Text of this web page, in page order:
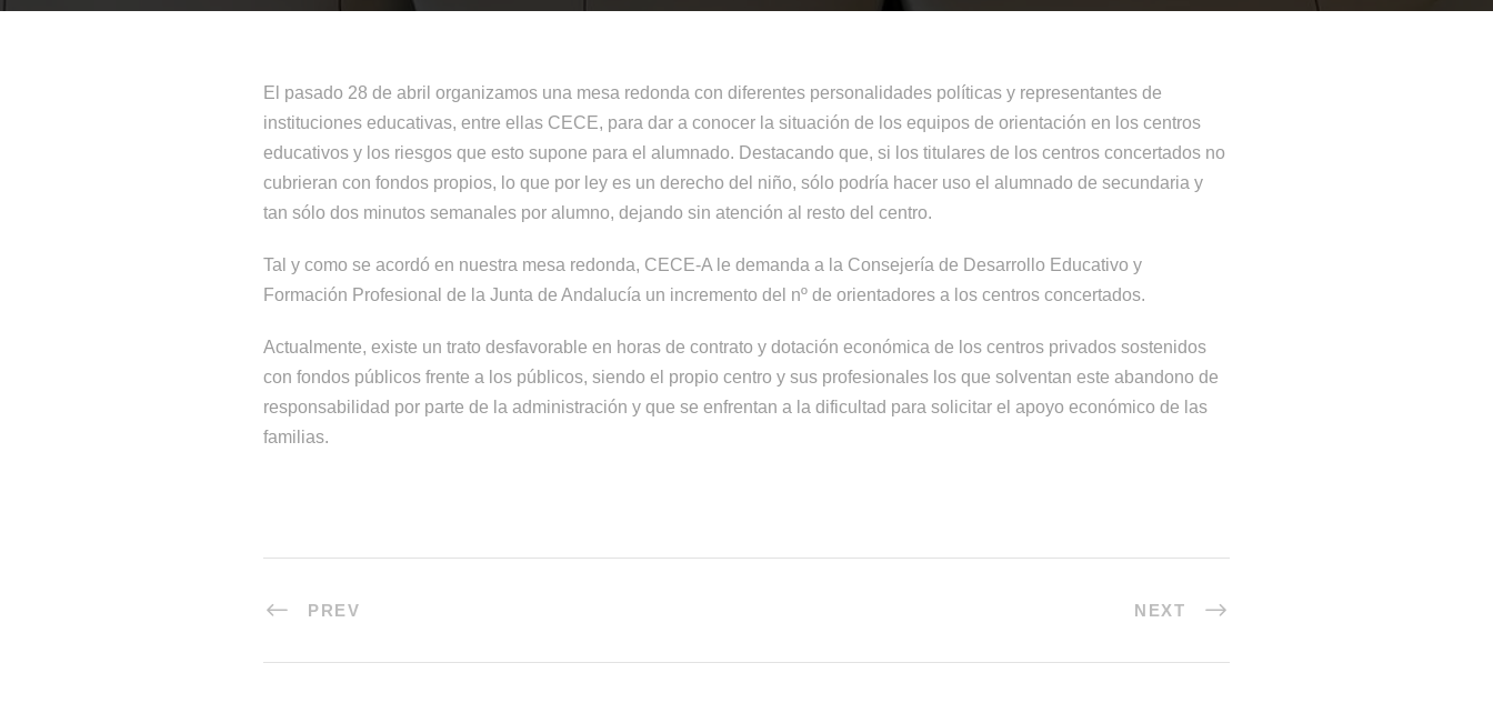
El pasado 28 de abril organizamos una mesa redonda con diferentes personalidades políticas y representantes de
instituciones educativas, entre ellas CECE, para dar a conocer la situación de los equipos de orientación en los centros
educativos y los riesgos que esto supone para el alumnado. Destacando que, si los titulares de los centros concertados no
cubrieran con fondos propios, lo que por ley es un derecho del niño, sólo podría hacer uso el alumnado de secundaria y
tan sólo dos minutos semanales por alumno, dejando sin atención al resto del centro.
Tal y como se acordó en nuestra mesa redonda, CECE-A le demanda a la Consejería de Desarrollo Educativo y
Formación Profesional de la Junta de Andalucía un incremento del nº de orientadores a los centros concertados.
Actualmente, existe un trato desfavorable en horas de contrato y dotación económica de los centros privados sostenidos
con fondos públicos frente a los públicos, siendo el propio centro y sus profesionales los que solventan este abandono de
responsabilidad por parte de la administración y que se enfrentan a la dificultad para solicitar el apoyo económico de las
familias.
PREV NEXT